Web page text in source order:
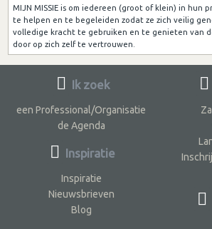
MIJN MISSIE is om iedereen (groot of klein) in hun
te helpen en te begeleiden zodat ze zich veilig
volledige kracht te gebruiken en te genieten van
door op zich zelf te vertrouwen.
Ik zoek
een Professional/Organisatie
de Agenda
Inspiratie
Inspiratie
Nieuwsbrieven
Blog